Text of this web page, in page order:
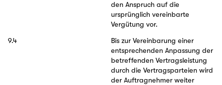
den Anspruch auf die
ursprünglich vereinbarte
Vergütung vor.
9.4
Bis zur Vereinbarung einer
entsprechenden Anpassung der
betreffenden Vertragsleistung
durch die Vertragsparteien wird
der Auftragnehmer weiter